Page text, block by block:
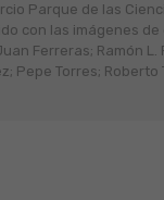
Parque de las
con las imágenes
Ferreras; Ramón
Pepe Torres; Roberto